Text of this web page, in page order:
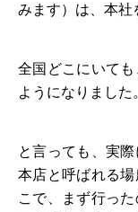
みます）は、本社
全国どこにいて
ようになりました
と言っても、実
本店と呼ばれる
こで、まず行っ